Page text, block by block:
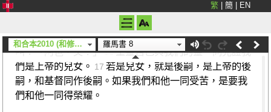
繁 簡 EN
和合本2010 (和修) (上帝) 羅馬書 8
因為凡被上帝的靈
引導的都是上帝的兒子。15
你們所領受的不是奴僕的
靈，仍舊害怕；所領受的是兒子名分的靈，因此我們呼
叫：「阿爸，父！」16聖靈自己與我們的靈一同見證我
們是上帝的兒女。 17 若是兒女，就是後嗣，是上帝的後
嗣，和基督同作後嗣。如果我們和他一同受苦，是要我
們和他一同得榮耀。